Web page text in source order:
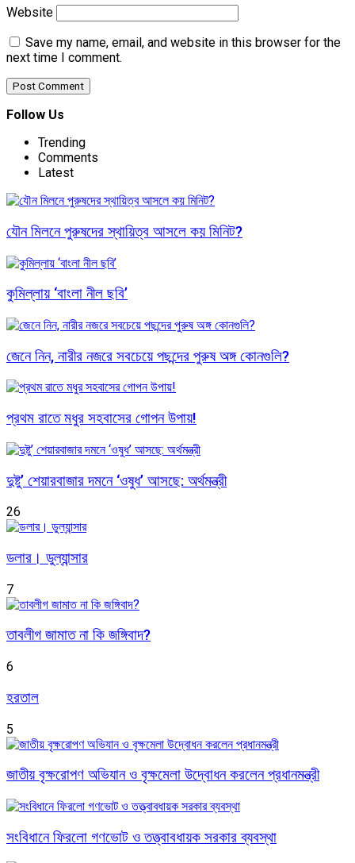
Website
Save my name, email, and website in this browser for the
next time I comment.
Follow Us
Trending
Comments
Latest
যৌন মিলনে পুরুষদের স্থায়িত্ব আসলে কয় মিনিট?
কুমিল্লায় ‘বাংলা নীল ছবি’
জেনে নিন, নারীর নজরে সবচেয়ে পছন্দের পুরুষ অঙ্গ কোনগুলি?
প্রথম রাতে মধুর সহবাসের গোপন উপায়!
দুষ্টু’ শেয়ারবাজার দমনে ‘ওষুধ’ আসছে: অর্থমন্ত্রী
26
ডলার। ডুল্যান্সার
7
তাবলীগ জামাত না কি জঙ্গিবাদ?
6
হরতাল
5
জাতীয় বৃক্ষরোপণ অভিযান ও বৃক্ষমেলা উদ্বোধন করলেন প্রধানমন্ত্রী
সংবিধানে ফিরলো গণভোট ও তত্ত্বাবধায়ক সরকার ব্যবস্থা